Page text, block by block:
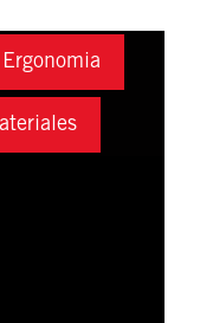
Ergonomia